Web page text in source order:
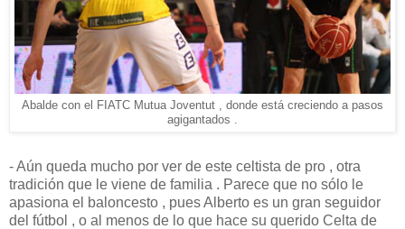
Abalde con el FIATC Mutua Joventut , donde está creciendo a pasos
agigantados .
- Aún queda mucho por ver de este celtista de pro , otra
tradición que le viene de familia . Parece que no sólo le
apasiona el baloncesto , pues Alberto es un gran seguidor
del fútbol , o al menos de lo que hace su querido Celta de